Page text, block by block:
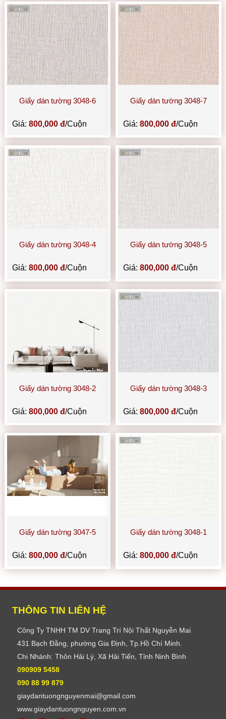
Giấy dán tường 3048-6
Giá:800,000 đ/Cuộn
Giấy dán tường 3048-7
Giá: 800,000 đ/Cuộn
Giấy dán tường 3048-4
Giá:800,000 đ/Cuộn
Giấy dán tường 3048-5
Giá: 800,000 đ/Cuộn
Giấy dán tường 3048-2
Giá:800,000 đ/Cuộn
Giấy dán tường 3048-3
Giá: 800,000 đ/Cuộn
Giấy dán tường 3047-5
Giá:800,000 đ/Cuộn
Giấy dán tường 3048-1
Giá: 800,000 đ/Cuộn
THÔNG TIN LIÊN HỆ
Công Ty TNHH TM DV Trang Trí Nội Thất Nguyễn Mai
431 Bạch Đằng, phường Gia Định, Tp.Hồ Chí Minh.
Chi Nhánh: Thôn Hải Lý, Xã Hải Tiến, Tỉnh Ninh Bình
090909 5458
090 88 99 879
giaydantuongnguyenmai@gmail.com
www.giaydantuongnguyen.com.vn